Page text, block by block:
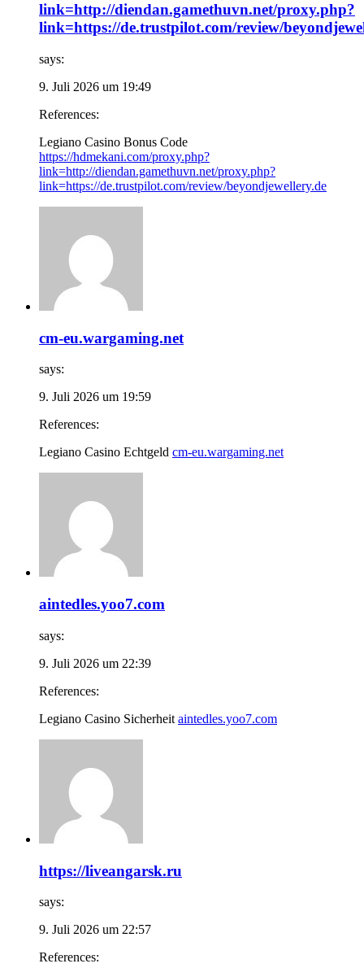
link=http://diendan.gamethuvn.net/proxy.php?
link=https://de.trustpilot.com/review/
says:
9. Juli 2026 um 19:49
References:
Legiano Casino Bonus Code
https://hdmekani.com/proxy.php?
link=http://diendan.gamethuvn.net/proxy.php?
link=https://de.trustpilot.com/review/beyondjewellery.de
cm-eu.wargaming.net
says:
9. Juli 2026 um 19:59
References:
Legiano Casino Echtgeld cm-eu.wargaming.net
aintedles.yoo7.com
says:
9. Juli 2026 um 22:39
References:
Legiano Casino Sicherheit aintedles.yoo7.com
https://liveangarsk.ru
says:
9. Juli 2026 um 22:57
References: